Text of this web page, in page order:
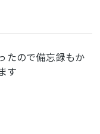
たので備忘録もか
す